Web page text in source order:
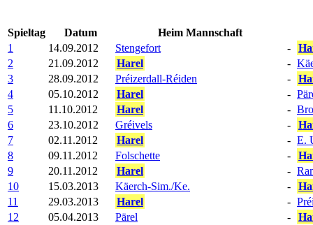
Spieltag Datum
Heim Mannschaft
1
14.09.2012 Stengefort -
2
21.09.2012 Harel -
3
28.09.2012 Préizerdall-Réiden -
4
05.10.2012 Harel -
5
11.10.2012 Harel -
6
23.10.2012 Gréivels -
7
02.11.2012 Harel - E.
8
09.11.2012 Folschette -
9
20.11.2012 Harel -
10
15.03.2013 Käerch-Sim./Ke. -
11
29.03.2013 Harel -
12
05.04.2013 Pärel -